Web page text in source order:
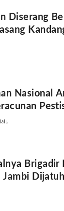
Diserang
Nasional
Brigadir